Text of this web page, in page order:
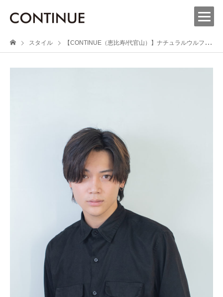
スタイル 【CONTINUE（恵比寿/代官山）】ナチュラルウルフミディアム